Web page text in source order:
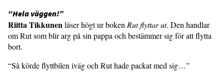
“Hela väggen!”
Riitta Tikkunenläser högt ur bokenRut flyttar ut. Den handlar
om Rut som blir arg på sin pappa och bestämmer sig för att flytta
bort.
“Så körde flyttbilen iväg och Rut hade packat med sig…”